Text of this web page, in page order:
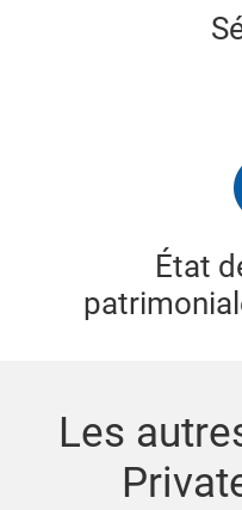
État
Les